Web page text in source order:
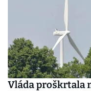
Vláda proškrtala